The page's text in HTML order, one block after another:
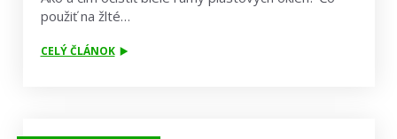
použiť na žlté…
CELÝ ČLÁNOK